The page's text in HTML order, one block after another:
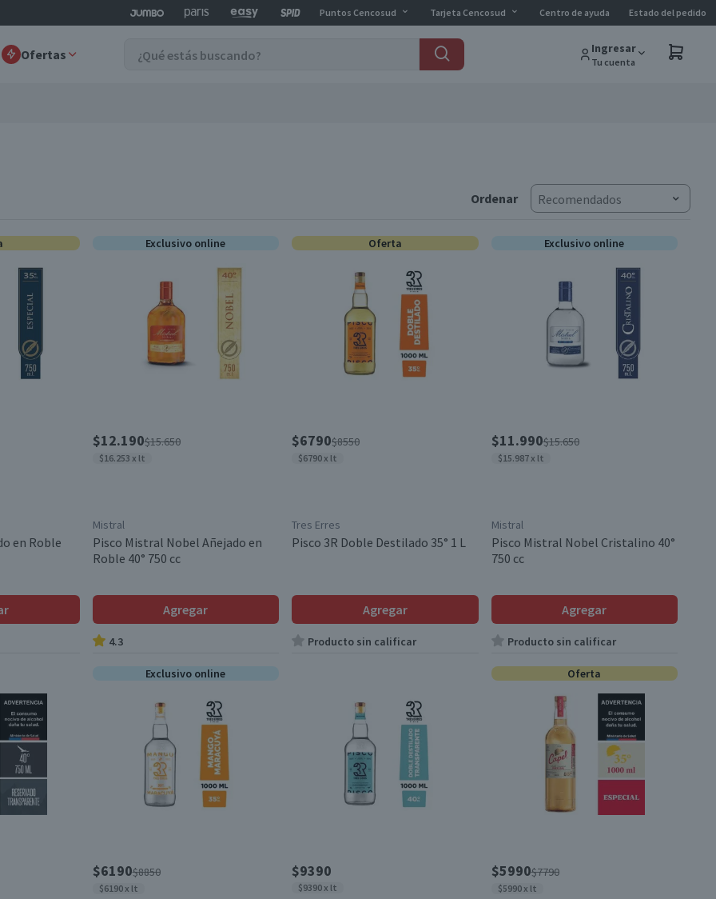
Puntos Cencosud Tarjeta Cencosud Centro de ayuda Estado del pedido
Ofertas Ingresar
Tu cuenta
Ordenar Recomendados
en Roble
Exclusivo online
$12.190$15.650
$16.253 x lt
Mistral
Pisco Mistral Nobel Añejado en
Roble 40° 750 cc
Agregar
4.3
Oferta
$6790$8550
$6790 x lt
Tres Erres
Pisco 3R Doble Destilado 35° 1 L
Agregar
Producto sin calificar
Exclusivo online
$11.990$15.650
$15.987 x lt
Mistral
Pisco Mistral Nobel Cristalino 40°
750 cc
Agregar
Producto sin calificar
Exclusivo online
$6190$8850
$6190 x lt
$9390
$9390 x lt
Oferta
$5990$7790
$5990 x lt